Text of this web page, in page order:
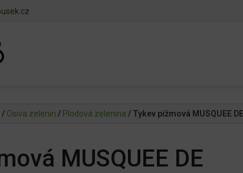
/ Osiva zelenin / Plodová zelenina / Tykev pižmová MUSQUEE
MUSQUEE DE